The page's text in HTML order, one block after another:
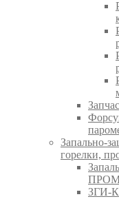
Запально-
горелки,
ЗГИ-